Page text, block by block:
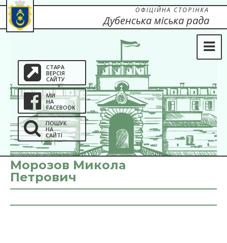
СТАРА
ВЕРСІЯ
САЙТУ
МИ
НА
FACEBOOK
ПОШУК
НА
САЙТІ
ОФІЦІЙНА СТОРІНКА
Дубенська міська рада
Морозов Микола
Петрович